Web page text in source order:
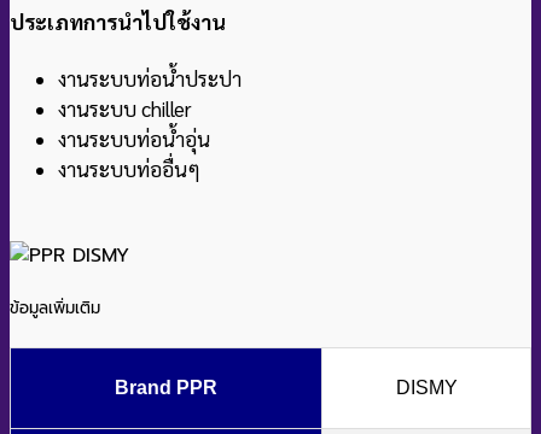
ประเภทการนำไปใช้งาน
งานระบบท่อน้ำประปา
งานระบบ chiller
งานระบบท่อน้ำอุ่น
งานระบบท่ออื่นๆ
ข้อมูลเพิ่มเติม
Brand PPR DISMY